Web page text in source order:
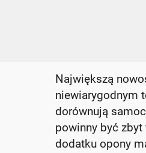
Największą
niewiarygodnym
dorównują
powinny być
dodatku opony